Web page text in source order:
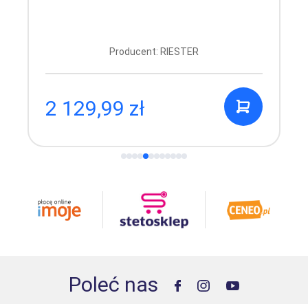
Producent: RIESTER
2 129,99 zł
Poleć nas